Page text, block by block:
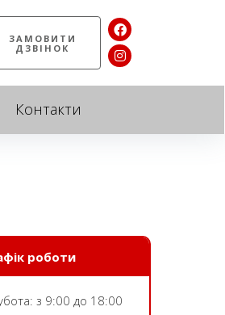
ЗАМОВИТИ
ДЗВІНОК
Контакти
роботи
з 9:00 до 18:00